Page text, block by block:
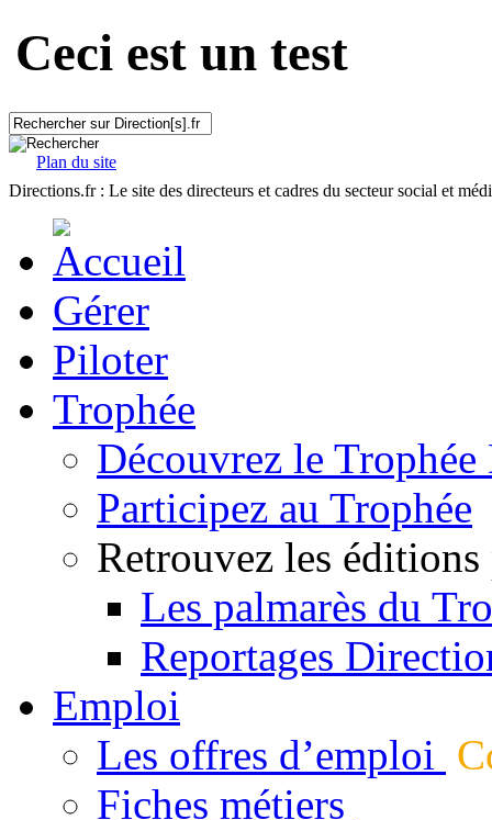
Ceci est un test
Plan du site
Directions.fr : Le site des directeurs et cadres du secteur social et
Gérer
Piloter
Trophée
Découvrez le
Participez au Trophée
Retrouvez les éditions
Les palmarès du
Reportages
Emploi
Les offres d’emploi
Fiches métiers